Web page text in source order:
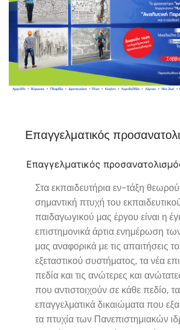
Επαγγελματικός
Επαγγελματικός
Στα εκπαιδευτήρια εν-τάξη
σημαντική πτυχή του
παιδαγωγικού μας έργου είναι η
επιστημονικά άρτια ενημέρωση
μας αναφορικά με τις απαιτήσεις
εξεταστικού συστήματος, τα νέα
πεδία και τις ανώτερες και
που αντιστοιχούν σε κάθε πεδίο, τα
επαγγελματικά δικαιώματα που
τα πτυχία των Πανεπιστημιακών